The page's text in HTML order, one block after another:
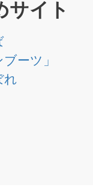
サイト
ーツ」
れ